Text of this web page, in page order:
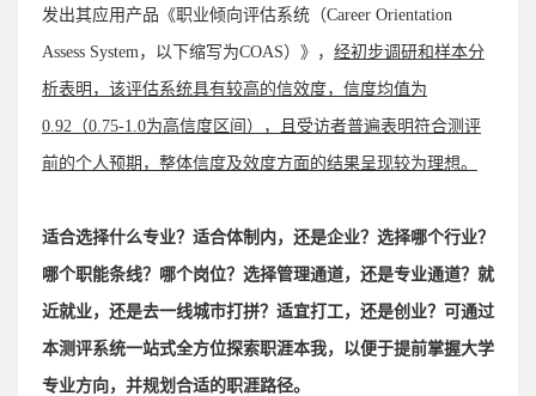
发出其应用产品《职业倾向评估系统（Career Orientation
Assess System，以下缩写为COAS）》， 经初步调研和样本分
析表明，该评估系统具有较高的信效度，信度均值为
0.92（0.75-1.0为高信度区间），且受访者普遍表明符合测评
前的个人预期，整体信度及效度方面的结果呈现较为理想。
适合选择什么专业？适合体制内，还是企业？选择哪个行业？
哪个职能条线？哪个岗位？选择管理通道，还是专业通道？就
近就业，还是去一线城市打拼？适宜打工，还是创业？可通过
本测评系统一站式全方位探索职涯本我，以便于提前掌握大学
专业方向，并规划合适的职涯路径。